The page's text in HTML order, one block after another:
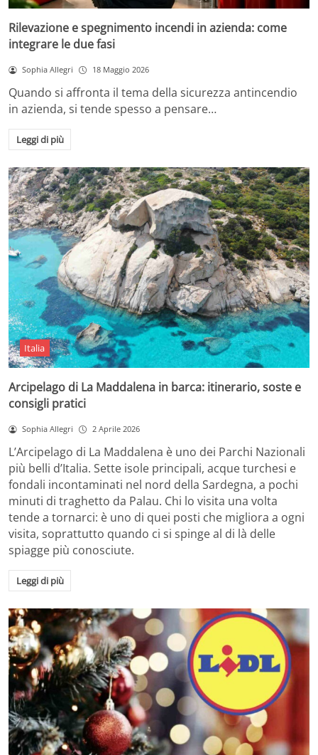
Rilevazione e spegnimento incendi in azienda: come
integrare le due fasi
Sophia Allegri 18 Maggio 2026
Quando si affronta il tema della sicurezza antincendio
in azienda, si tende spesso a pensare…
Leggi di più
Italia
Arcipelago di La Maddalena in barca: itinerario, soste e
consigli pratici
Sophia Allegri 2 Aprile 2026
L’Arcipelago di La Maddalena è uno dei Parchi Nazionali
più belli d’Italia. Sette isole principali, acque turchesi e
fondali incontaminati nel nord della Sardegna, a pochi
minuti di traghetto da Palau. Chi lo visita una volta
tende a tornarci: è uno di quei posti che migliora a ogni
visita, soprattutto quando ci si spinge al di là delle
spiagge più conosciute.
Leggi di più